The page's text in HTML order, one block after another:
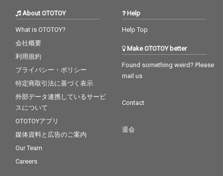
About OTOTOY
What is OTOTOY?
会社概要
利用規約
プライバシー・ポリシー
特定商取引法に基づく表示
外部データ連携しているサービ
スについて
OTOTOYアプリ
媒体資料と広告のご案内
Our Team
Careers
Help
Help Top
Make OTOTOY better
Found something weird? Please
mail us
Contact
退会